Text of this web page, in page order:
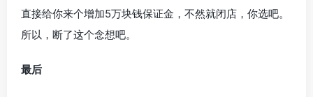
直接给你来个增加5万块钱保证金，不然就闭店，你选吧。
所以，断了这个念想吧。
最后